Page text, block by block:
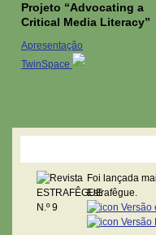
Projeto “Advocating a
Critical Media Literacy”
Apresentação
TwinSpace
Foi lançada
Estrafêgue.
Versão
Versão